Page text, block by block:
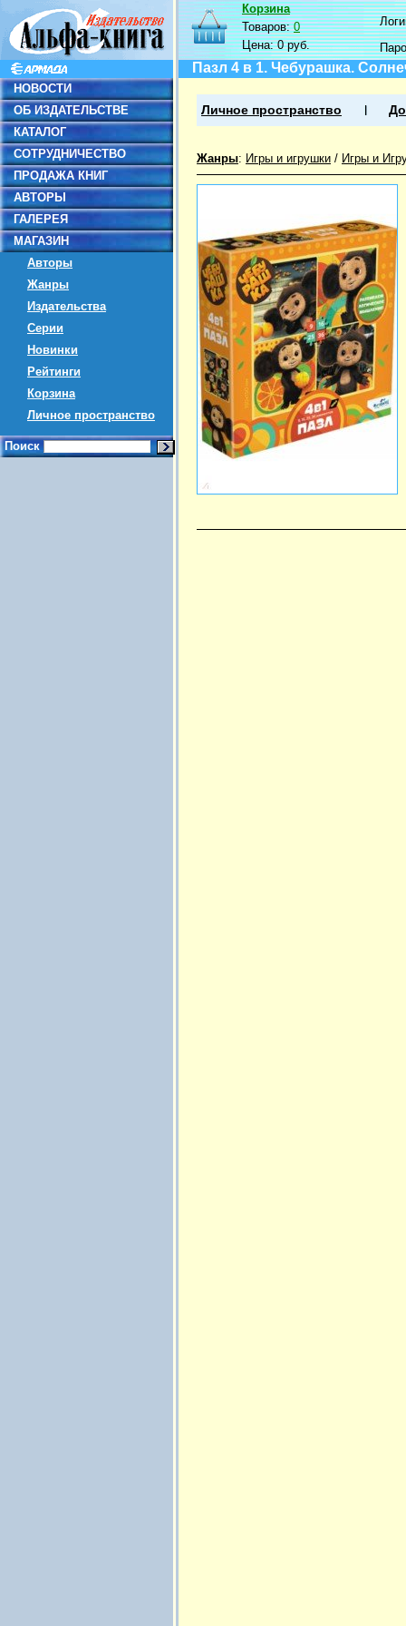
НОВОСТИ
ОБ ИЗДАТЕЛЬСТВЕ
КАТАЛОГ
СОТРУДНИЧЕСТВО
ПРОДАЖА КНИГ
АВТОРЫ
ГАЛЕРЕЯ
МАГАЗИН
Авторы
Жанры
Издательства
Серии
Новинки
Рейтинги
Корзина
Личное пространство
Поиск
Корзина
Товаров:0
Цена:0 руб.
Пазл 4 в 1. Чебурашка.
Личное пространство
Жанры: Игры и игрушки / Игры и